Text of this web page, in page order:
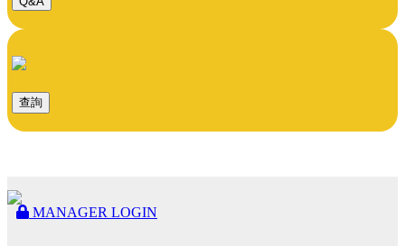
查詢
MANAGER LOGIN